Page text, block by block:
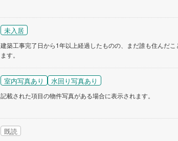
未入居
建築工事完了日から1年以上経過したものの、まだ誰も住んだ
ます。
室内写真あり 水回り写真あり
記載された項目の物件写真がある場合に表示されます。
既読